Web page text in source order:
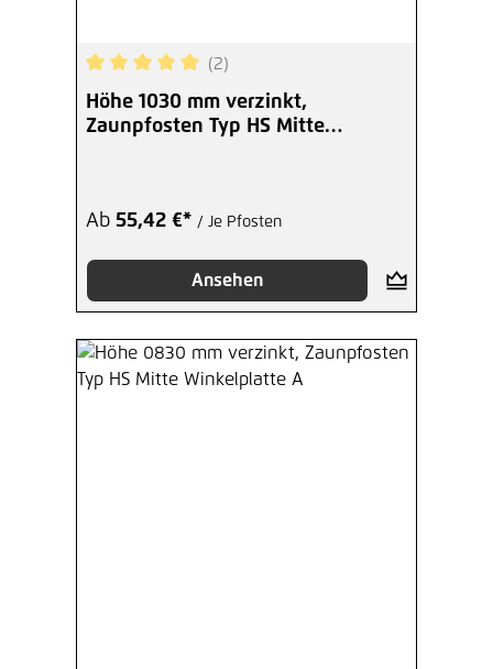
Durchschnittliche Bewertung von 5 von 5
(2)
Höhe 1030 mm verzinkt,
Zaunpfosten Typ HS Mitte
Ab 55,42 €* / Je Pfosten
Ansehen